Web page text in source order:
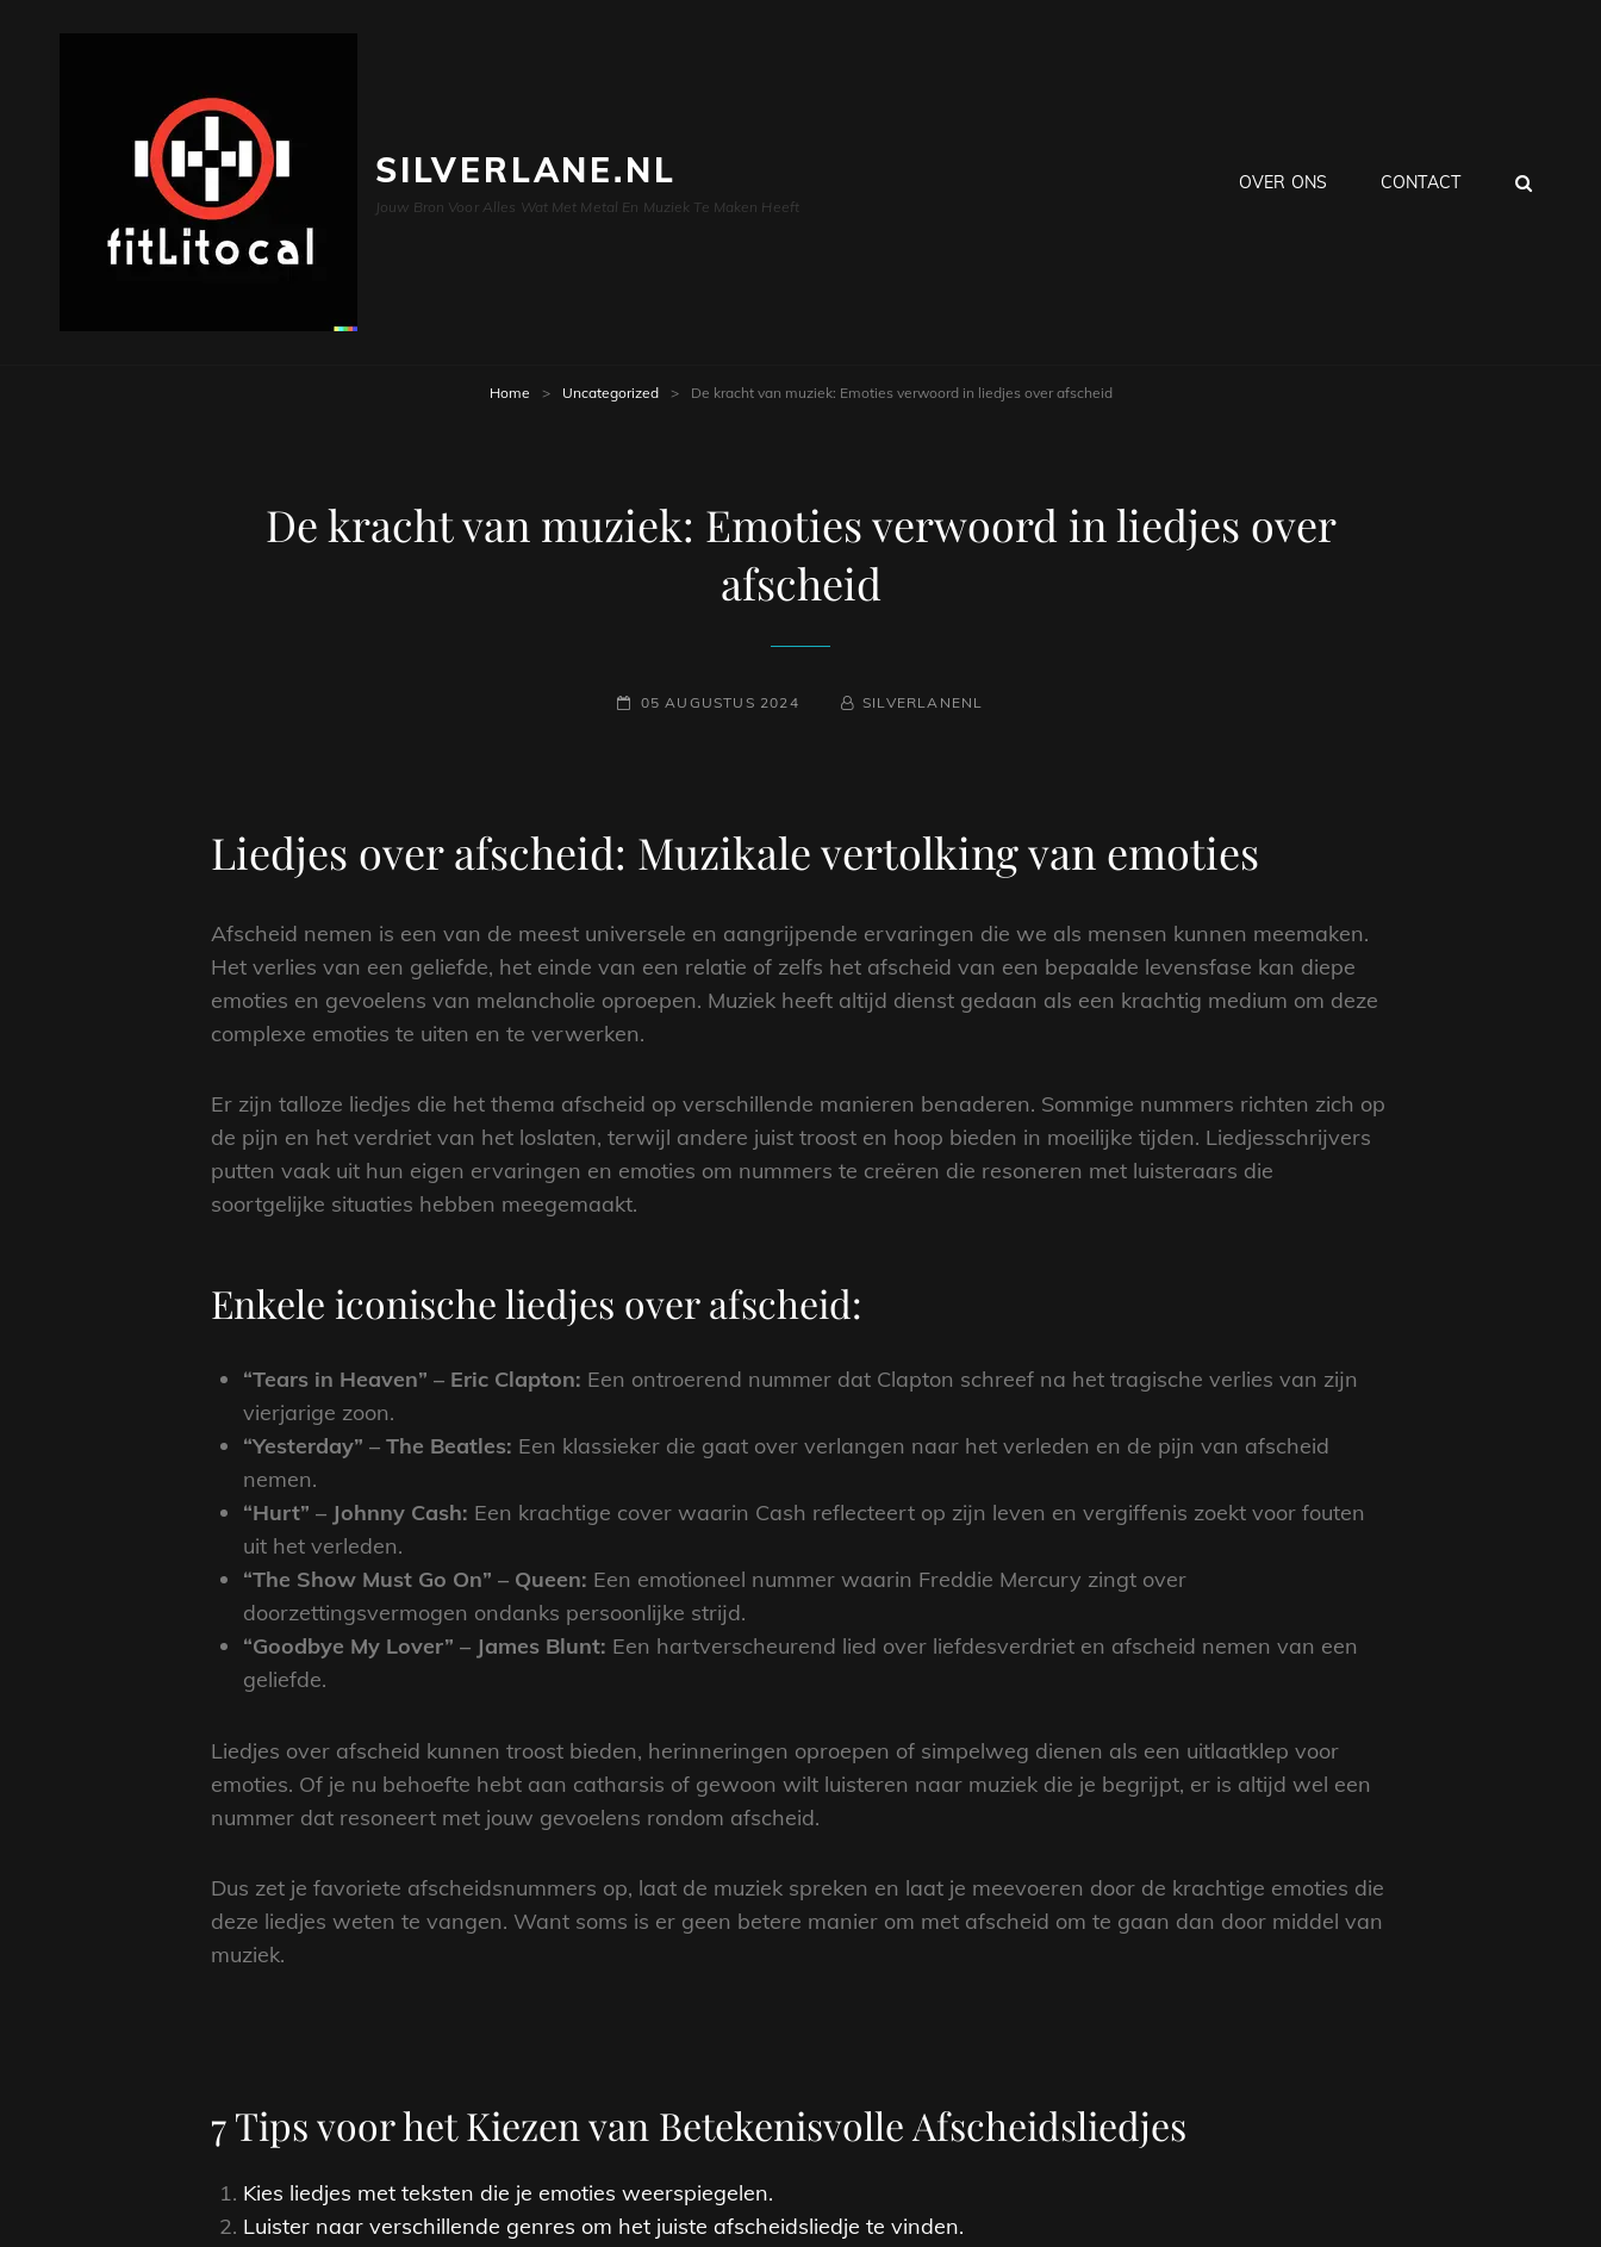
SILVERLANE.NL
Jouw Bron Voor Alles Wat Met Metal En Muziek Te Maken Heeft
OVER ONS CONTACT
Home > Uncategorized > De kracht van muziek: Emoties verwoord in liedjes over afscheid
De kracht van muziek: Emoties verwoord in liedjes over
afscheid
GEPLAATST
05 AUGUSTUS 2024 NAAMREGEL
BYLINE
SILVERLANENL
Liedjes over afscheid: Muzikale vertolking van emoties
Afscheid nemen is een van de meest universele en aangrijpende ervaringen die we als mensen kunnen meemaken.
Het verlies van een geliefde, het einde van een relatie of zelfs het afscheid van een bepaalde levensfase kan diepe
emoties en gevoelens van melancholie oproepen. Muziek heeft altijd dienst gedaan als een krachtig medium om deze
complexe emoties te uiten en te verwerken.
Er zijn talloze liedjes die het thema afscheid op verschillende manieren benaderen. Sommige nummers richten zich op
de pijn en het verdriet van het loslaten, terwijl andere juist troost en hoop bieden in moeilijke tijden. Liedjesschrijvers
putten vaak uit hun eigen ervaringen en emoties om nummers te creëren die resoneren met luisteraars die
soortgelijke situaties hebben meegemaakt.
Enkele iconische liedjes over afscheid:
“Tears in Heaven” – Eric Clapton: Een ontroerend nummer dat Clapton schreef na het tragische verlies van zijn
vierjarige zoon.
“Yesterday” – The Beatles: Een klassieker die gaat over verlangen naar het verleden en de pijn van afscheid
nemen.
“Hurt” – Johnny Cash: Een krachtige cover waarin Cash reflecteert op zijn leven en vergiffenis zoekt voor fouten
uit het verleden.
“The Show Must Go On” – Queen: Een emotioneel nummer waarin Freddie Mercury zingt over
doorzettingsvermogen ondanks persoonlijke strijd.
“Goodbye My Lover” – James Blunt: Een hartverscheurend lied over liefdesverdriet en afscheid nemen van een
geliefde.
Liedjes over afscheid kunnen troost bieden, herinneringen oproepen of simpelweg dienen als een uitlaatklep voor
emoties. Of je nu behoefte hebt aan catharsis of gewoon wilt luisteren naar muziek die je begrijpt, er is altijd wel een
nummer dat resoneert met jouw gevoelens rondom afscheid.
Dus zet je favoriete afscheidsnummers op, laat de muziek spreken en laat je meevoeren door de krachtige emoties die
deze liedjes weten te vangen. Want soms is er geen betere manier om met afscheid om te gaan dan door middel van
muziek.
7 Tips voor het Kiezen van Betekenisvolle Afscheidsliedjes
Kies liedjes met teksten die je emoties weerspiegelen.
Luister naar verschillende genres om het juiste afscheidsliedje te vinden.